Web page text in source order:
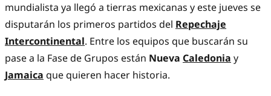
mundialista ya llegó a tierras mexicanas y este jueves se
disputarán los primeros partidos del Repechaje
Intercontinental. Entre los equipos que buscarán su
pase a la Fase de Grupos están Nueva Caledonia y
Jamaica que quieren hacer historia.